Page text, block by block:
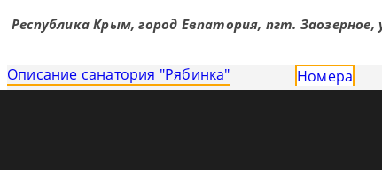
Республика Крым, город Евпатория, пгт.
Описание санатория "Рябинка" Номера